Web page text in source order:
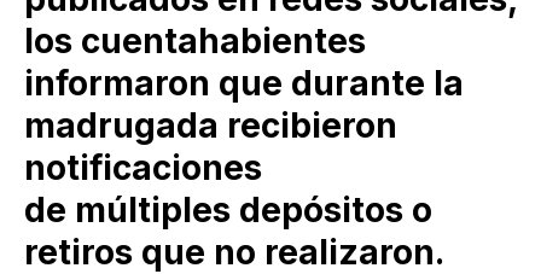
los cuentahabientes
informaron que durante la
madrugada recibieron
notificaciones
de múltiples depósitos o
retiros que no realizaron.